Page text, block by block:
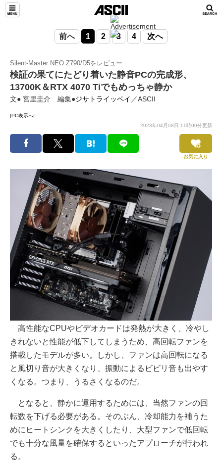
前へ 1 2 3 4 次へ
Silent-Master NEO Z790/D5をレビュー
検証の果てにたどり着いた静音PCの完成形、
13700K＆RTX 4070 Tiでもめっちゃ静か
文● 宮里圭介 編集●ジサトライッペイ ／ASCII
[PC表示へ]
2023年04月08日 11時00分更新
お気に入り
高性能なCPUやビデオカードは発熱が大きく、冷やし
きれないと性能が低下してしまうため、高回転ファンを
搭載したモデルが多い。しかし、ファンは高回転になる
と風切り音が大きくなり、振動によるビビリ音も出やす
くなる。つまり、うるさくなるのだ。
となると、静かに運用するためには、当然ファンの回
転数を下げる必要がある。そのぶん、冷却能力を補うた
めにヒートシンクを大きくしたり、大型ファンで低回転
でも十分な風量を確保するといったアプローチが行われ
る。